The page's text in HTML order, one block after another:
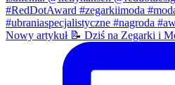
Nowy artykuł 📝 Dziś na Zegarki i